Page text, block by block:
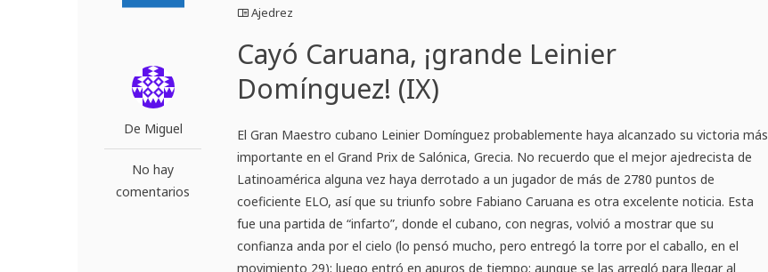
De Miguel
No hay
comentarios
Ajedrez
Cayó Caruana, ¡grande Leinier
Domínguez! (IX)
El Gran Maestro cubano Leinier Domínguez probablemente haya alcanzado su victoria más
importante en el Grand Prix de Salónica, Grecia. No recuerdo que el mejor ajedrecista de
Latinoamérica alguna vez haya derrotado a un jugador de más de 2780 puntos de
coeficiente ELO, así que su triunfo sobre Fabiano Caruana es otra excelente noticia. Esta
fue una partida de “infarto”, donde el cubano, con negras, volvió a mostrar que su
confianza anda por el cielo (lo pensó mucho, pero entregó la torre por el caballo, en el
movimiento 29); luego entró en apuros de tiempo; aunque se las arregló para llegar al